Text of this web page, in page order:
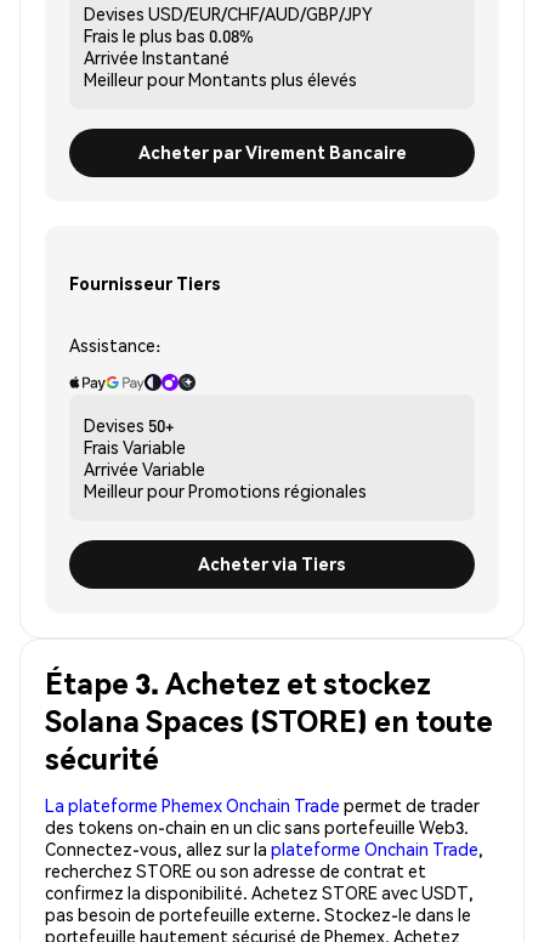
Devises USD/EUR/CHF/AUD/GBP/JPY
Frais le plus bas 0.08%
Arrivée Instantané
Meilleur pourMontants plus élevés
Acheter par Virement Bancaire
Fournisseur Tiers
Assistance:
Devises 50+
Frais Variable
Arrivée Variable
Meilleur pourPromotions régionales
Acheter via Tiers
Étape 3. Achetez et stockez
Solana Spaces (STORE) en toute
sécurité
La plateforme Phemex Onchain Trade permet de trader
des tokens on-chain en un clic sans portefeuille Web3.
Connectez-vous, allez sur la plateforme Onchain Trade,
recherchez STORE ou son adresse de contrat et
confirmez la disponibilité. Achetez STORE avec USDT,
pas besoin de portefeuille externe. Stockez-le dans le
portefeuille hautement sécurisé de Phemex. Achetez